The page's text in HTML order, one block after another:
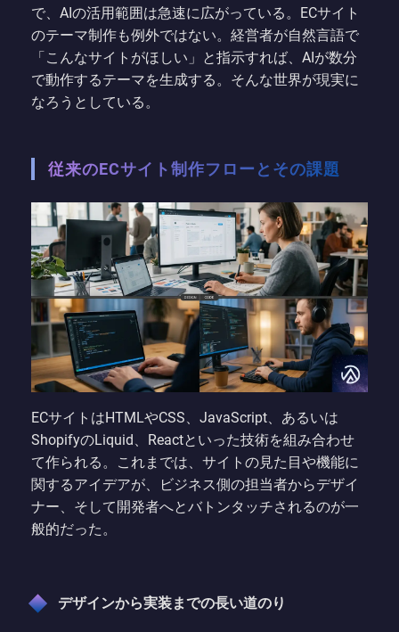
で、AIの活用範囲は急速に広がっている。ECサイト
のテーマ制作も例外ではない。経営者が自然言語で
「こんなサイトがほしい」と指示すれば、AIが数分
で動作するテーマを生成する。そんな世界が現実に
なろうとしている。
従来のECサイト制作フローとその課題
ECサイトはHTMLやCSS、JavaScript、あるいは
ShopifyのLiquid、Reactといった技術を組み合わせ
て作られる。これまでは、サイトの見た目や機能に
関するアイデアが、ビジネス側の担当者からデザイ
ナー、そして開発者へとバトンタッチされるのが一
般的だった。
デザインから実装までの長い道のり